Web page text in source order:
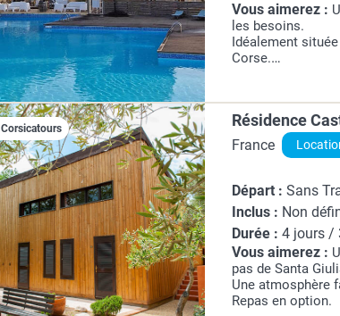
Vous aimerez :
les besoins.
Idéalement
Corse.
Le petit-
Corsicatours Résidence
France
Départ : Sans
Inclus : Non
Durée : 4 jours /
Vous aimerez :
pas de Santa
Une atmosphère
Repas en option.